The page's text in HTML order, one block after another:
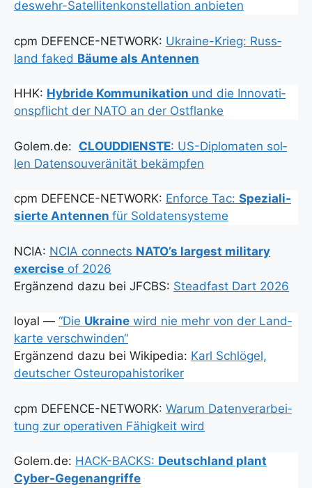
des­wehr-Satel­li­ten­kon­stel­la­ti­on anbie­ten
cpm DEFENCE-NETWORK: Ukrai­ne-Krieg: Russ­
land faked Bäu­me als Anten­nen
HHK: Hybri­de Kom­mu­ni­ka­ti­on und die Inno­va­ti­
ons­pflicht der NATO an der Ost­flan­ke
Golem.de: CLOUDDIENSTE: US-Diplo­ma­ten sol­
len Daten­sou­ve­rä­ni­tät bekämp­fen
cpm DEFENCE-NETWORK: Enforce Tac: Spe­zia­li­
sier­te Anten­nen für Sol­da­ten­sys­te­me
NCIA: NCIA con­nects NATO’s lar­gest mili­ta­ry
exer­cise of 2026
Ergän­zend dazu bei JFCBS: Stead­fast Dart 2026
loy­al — “Die Ukrai­ne wird nie mehr von der Land­
kar­te ver­schwin­den“
Ergän­zend dazu bei Wiki­pe­dia: Karl Schlö­gel,
deut­scher Ost­eu­ro­pa­his­to­ri­ker
cpm DEFENCE-NETWORK: War­um Daten­ver­ar­bei­
tung zur ope­ra­ti­ven Fähig­keit wird
Golem.de: HACK-BACKS: Deutsch­land plant
Cyber-Gegen­an­grif­fe